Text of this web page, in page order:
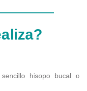
hisopo bucal o